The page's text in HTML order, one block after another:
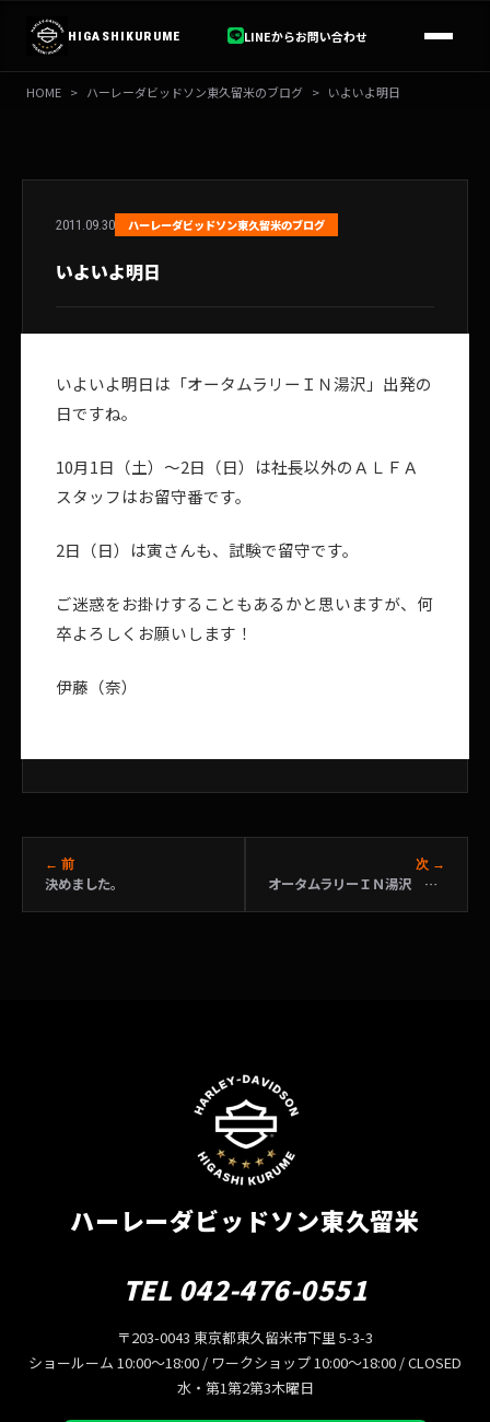
ス
HIGASHIKURUME LINEからお問い合わせ
HOME > ハーレーダビッドソン東久留米のブログ > いよいよ明日
2011.09.30 ハーレーダビッドソン東久留米のブログ
いよいよ明日
いよいよ明日は「オータムラリーＩＮ湯沢」出発の
日ですね。
10月1日（土）～2日（日）は社長以外のＡＬＦＡ
スタッフはお留守番です。
2日（日）は寅さんも、試験で留守です。
ご迷惑をお掛けすることもあるかと思いますが、何
卒よろしくお願いします！
伊藤（奈）
← 前
決めました。
次 →
オータムラリーＩＮ湯沢 復路変更
ハーレーダビッドソン東久留米
TEL 042-476-0551
〒203-0043 東京都東久留米市下里 5-3-3
ショールーム 10:00〜18:00 / ワークショップ 10:00〜18:00 / CLOSED
水・第1第2第3木曜日